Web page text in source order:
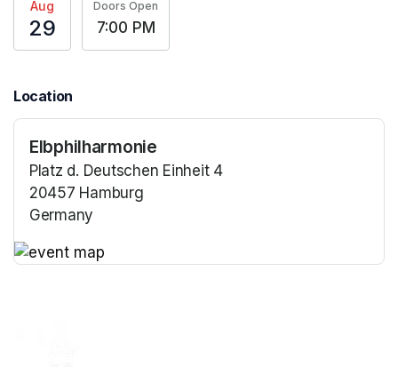
Aug
29
Doors Open
7:00 PM
Location
Elbphilharmonie
Platz d. Deutschen Einheit 4
20457 Hamburg
Germany